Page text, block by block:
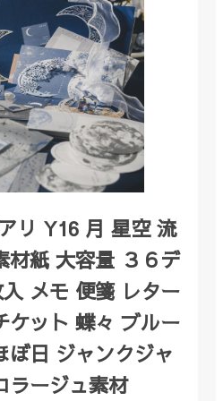
リ Y16 月 星空 流
材紙 大容量 ３６デ
メモ 便箋 レター
ケット 蝶々 ブルー
ぼ日 ジャンクジャ
ラージュ素材